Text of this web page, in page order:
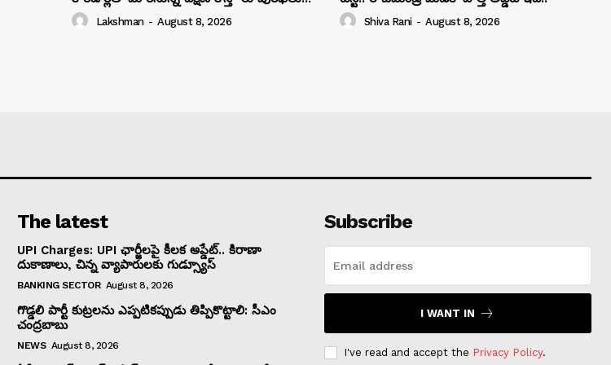
Lakshman - August 8, 2026 Shiva Rani - August 8, 2026
The latest
UPI Charges: UPI ఛార్జీలపై కీలక అప్డేట్.. కిరాణా
దుకాణాలు, చిన్న వ్యాపారులకు గుడ్స్యూస్
BANKING SECTOR August 8, 2026
గొడ్డలి పార్టీ కుట్రలను ఎప్పటికప్పుడు తిప్పికొట్టాలి: సీఎం
చంద్రబాబు
NEWS August 8, 2026
Subscribe
I WANT IN
I've read and accept the Privacy Policy.